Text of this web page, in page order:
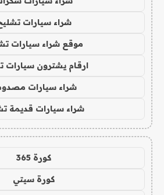
شراء سيارات
موقع شراء سيارات
ارقام يشترون سيارات
شراء سيارات
شراء سيارات قديمة
كورة 365
كورة سيتي